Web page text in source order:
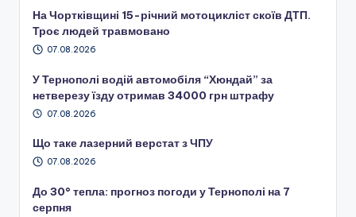
На Чортківщині 15-річний мотоцикліст скоїв ДТП.
Троє людей травмовано
07.08.2026
У Тернополі водій автомобіля “Хюндай” за
нетверезу їзду отримав 34000 грн штрафу
07.08.2026
Що таке лазерний верстат з ЧПУ
07.08.2026
До 30° тепла: прогноз погоди у Тернополі на 7
серпня